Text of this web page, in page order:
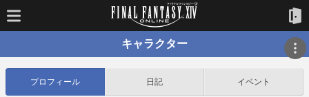
キャラクター
プロフィール 日記 イベント